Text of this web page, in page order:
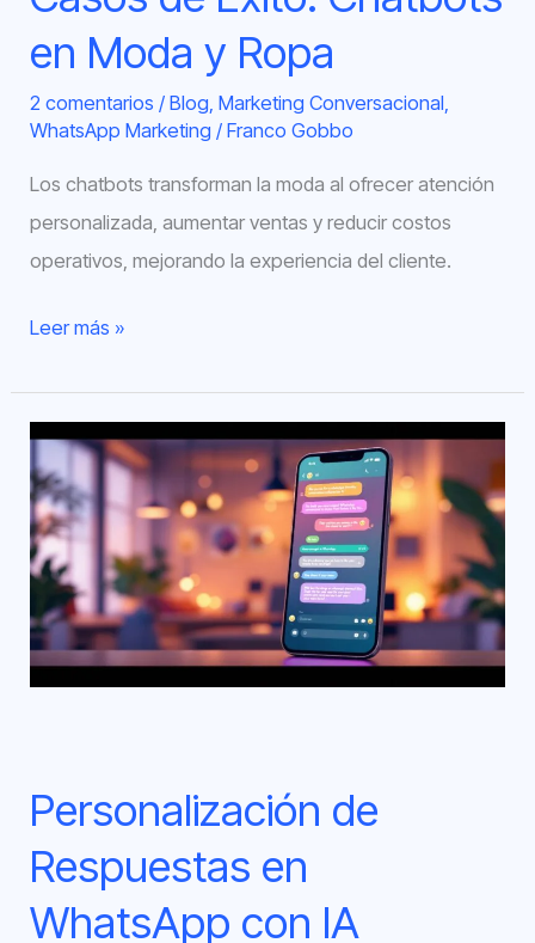
en Moda y Ropa
2 comentarios /Blog,Marketing Conversacional,
WhatsApp Marketing /Franco Gobbo
Los chatbots transforman la moda al ofrecer atención
personalizada, aumentar ventas y reducir costos
operativos, mejorando la experiencia del cliente.
Leer más »
Personalización de
Respuestas en
WhatsApp con IA
Personalización
de
Respuestas
en
WhatsApp
con
IA